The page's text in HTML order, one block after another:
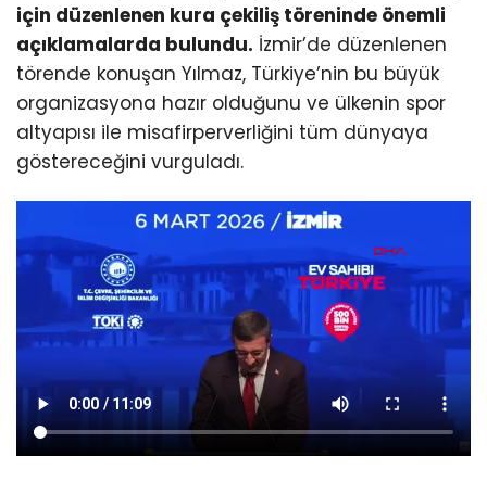
için düzenlenen kura çekiliş töreninde önemli
açıklamalarda bulundu. İzmir’de düzenlenen
törende konuşan Yılmaz, Türkiye’nin bu büyük
organizasyona hazır olduğunu ve ülkenin spor
altyapısı ile misafirperverliğini tüm dünyaya
göstereceğini vurguladı.